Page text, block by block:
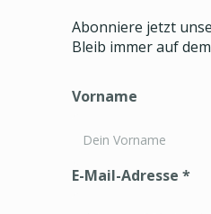
Abonniere jetzt
Bleib immer auf
Vorname
E-Mail-Adresse *